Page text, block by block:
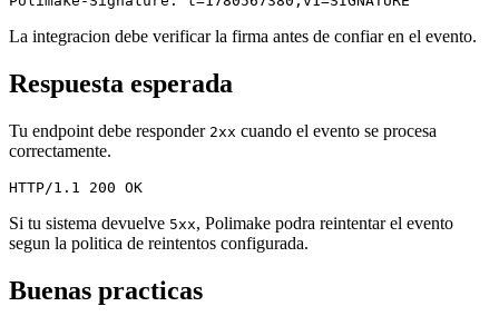
La integracion debe verificar la firma antes de confiar en el evento.
Respuesta esperada
Tu endpoint debe responder 2xx cuando el evento se procesa
correctamente.
Si tu sistema devuelve 5xx, Polimake podra reintentar el evento
segun la politica de reintentos configurada.
Buenas practicas